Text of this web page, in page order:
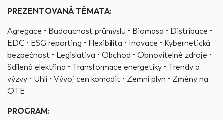
PREZENTOVANÁ TÉMATA:
Agregace • Budoucnost průmyslu • Biomasa • Distribuce •
EDC • ESG reporting • Flexibilita • Inovace • Kybernetická
bezpečnost • Legislativa • Obchod • Obnovitelné zdroje •
Sdílená elektřina • Transformace energetiky • Trendy a
výzvy • Uhlí • Vývoj cen komodit • Zemní plyn • Změny na
OTE
PROGRAM: